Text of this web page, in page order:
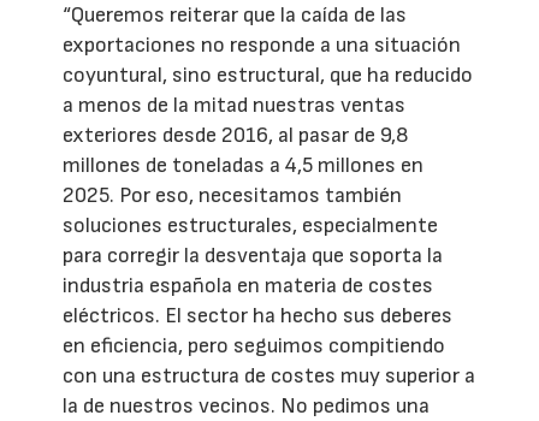
“Queremos reiterar que la caída de las
exportaciones no responde a una situación
coyuntural, sino estructural, que ha reducido
a menos de la mitad nuestras ventas
exteriores desde 2016, al pasar de 9,8
millones de toneladas a 4,5 millones en
2025. Por eso, necesitamos también
soluciones estructurales, especialmente
para corregir la desventaja que soporta la
industria española en materia de costes
eléctricos. El sector ha hecho sus deberes
en eficiencia, pero seguimos compitiendo
con una estructura de costes muy superior a
la de nuestros vecinos. No pedimos una